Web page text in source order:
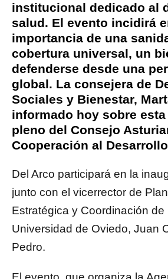
institucional dedicado al
salud. El evento incidirá
importancia de una
cobertura universal, un
defenderse desde una
global. La consejera de
Sociales y Bienestar,
informado hoy sobre
pleno del Consejo
Cooperación al
Del Arco participará en la
junto con el vicerrector de
Estratégica y Coordinación
Universidad de Oviedo, Juan
Pedro.